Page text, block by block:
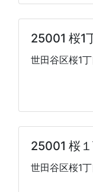
25001 桜1
世田谷区桜1
25001 桜
世田谷区桜1